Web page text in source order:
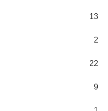
13
2
22
9